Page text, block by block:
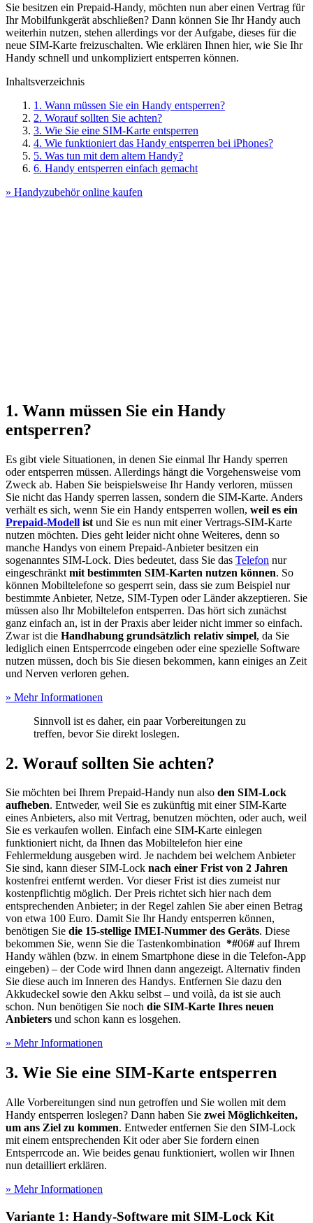
Sie besitzen ein Prepaid-Handy, möchten nun aber einen Vertrag für
Ihr Mobilfunkgerät abschließen? Dann können Sie Ihr Handy auch
weiterhin nutzen, stehen allerdings vor der Aufgabe, dieses für die
neue SIM-Karte freizuschalten. Wie erklären Ihnen hier, wie Sie Ihr
Handy schnell und unkompliziert entsperren können.
Inhaltsverzeichnis
1. Wann müssen Sie ein Handy entsperren?
2. Worauf sollten Sie achten?
3. Wie Sie eine SIM-Karte entsperren
4. Wie funktioniert das Handy entsperren bei iPhones?
5. Was tun mit dem altem Handy?
6. Handy entsperren einfach gemacht
» Handyzubehör online kaufen
1. Wann müssen Sie ein Handy
entsperren?
Es gibt viele Situationen, in denen Sie einmal Ihr Handy sperren
oder entsperren müssen. Allerdings hängt die Vorgehensweise vom
Zweck ab. Haben Sie beispielsweise Ihr Handy verloren, müssen
Sie nicht das Handy sperren lassen, sondern die SIM-Karte. Anders
verhält es sich, wenn Sie ein Handy entsperren wollen, weil es ein
Prepaid-Modell ist und Sie es nun mit einer Vertrags-SIM-Karte
nutzen möchten. Dies geht leider nicht ohne Weiteres, denn so
manche Handys von einem Prepaid-Anbieter besitzen ein
sogenanntes SIM-Lock. Dies bedeutet, dass Sie das Telefon nur
eingeschränkt mit bestimmten SIM-Karten nutzen können. So
können Mobiltelefone so gesperrt sein, dass sie zum Beispiel nur
bestimmte Anbieter, Netze, SIM-Typen oder Länder akzeptieren. Sie
müssen also Ihr Mobiltelefon entsperren. Das hört sich zunächst
ganz einfach an, ist in der Praxis aber leider nicht immer so einfach.
Zwar ist die Handhabung grundsätzlich relativ simpel, da Sie
lediglich einen Entsperrcode eingeben oder eine spezielle Software
nutzen müssen, doch bis Sie diesen bekommen, kann einiges an Zeit
und Nerven verloren gehen.
» Mehr Informationen
Sinnvoll ist es daher, ein paar Vorbereitungen zu
treffen, bevor Sie direkt loslegen.
2. Worauf sollten Sie achten?
Sie möchten bei Ihrem Prepaid-Handy nun also den SIM-Lock
aufheben. Entweder, weil Sie es zukünftig mit einer SIM-Karte
eines Anbieters, also mit Vertrag, benutzen möchten, oder auch, weil
Sie es verkaufen wollen. Einfach eine SIM-Karte einlegen
funktioniert nicht, da Ihnen das Mobiltelefon hier eine
Fehlermeldung ausgeben wird. Je nachdem bei welchem Anbieter
Sie sind, kann dieser SIM-Lock nach einer Frist von 2 Jahren
kostenfrei entfernt werden. Vor dieser Frist ist dies zumeist nur
kostenpflichtig möglich. Der Preis richtet sich hier nach dem
entsprechenden Anbieter; in der Regel zahlen Sie aber einen Betrag
von etwa 100 Euro. Damit Sie Ihr Handy entsperren können,
benötigen Sie die 15-stellige IMEI-Nummer des Geräts. Diese
bekommen Sie, wenn Sie die Tastenkombination *#06# auf Ihrem
Handy wählen (bzw. in einem Smartphone diese in die Telefon-App
eingeben) – der Code wird Ihnen dann angezeigt. Alternativ finden
Sie diese auch im Inneren des Handys. Entfernen Sie dazu den
Akkudeckel sowie den Akku selbst – und voilà, da ist sie auch
schon. Nun benötigen Sie noch die SIM-Karte Ihres neuen
Anbieters und schon kann es losgehen.
» Mehr Informationen
3. Wie Sie eine SIM-Karte entsperren
Alle Vorbereitungen sind nun getroffen und Sie wollen mit dem
Handy entsperren loslegen? Dann haben Sie zwei Möglichkeiten,
um ans Ziel zu kommen. Entweder entfernen Sie den SIM-Lock
mit einem entsprechenden Kit oder aber Sie fordern einen
Entsperrcode an. Wie beides genau funktioniert, wollen wir Ihnen
nun detailliert erklären.
» Mehr Informationen
Variante 1: Handy-Software mit SIM-Lock Kit